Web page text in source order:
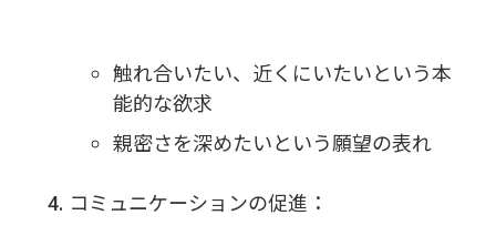
触れ合いたい、近くにいたいという本
能的な欲求
親密さを深めたいという願望の表れ
コミュニケーションの促進：